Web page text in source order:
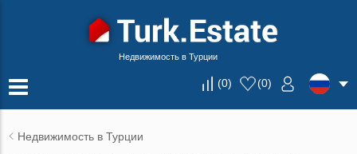
Недвижимость в Турции
(0) (0)
Недвижимость в Турции